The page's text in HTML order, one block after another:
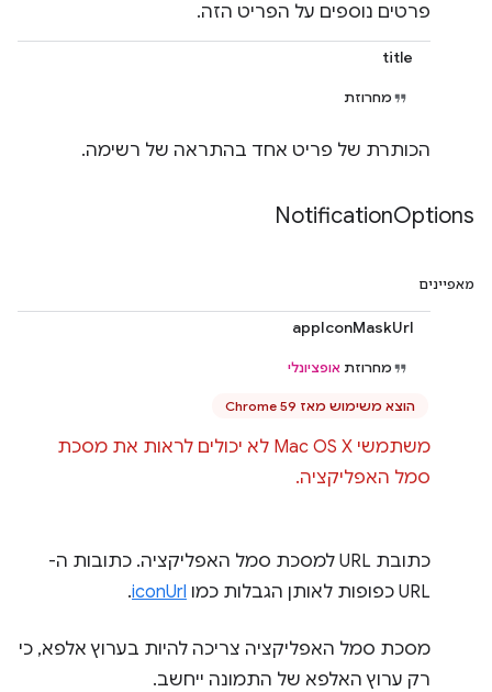
פרטים נוספים על הפריט הזה.
title
מחרוזת
הכותרת של פריט אחד בהתראה של רשימה.
NotificationOptions
מאפיינים
appIconMaskUrl
מחרוזת אופציונלי
הוצא משימוש מאז Chrome 59
משתמשי Mac OS X לא יכולים לראות את מסכת
סמל האפליקציה.
כתובת URL למסכת סמל האפליקציה. כתובות ה-
URL כפופות לאותן הגבלות כמו
iconUrl
.
מסכת סמל האפליקציה צריכה להיות בערוץ אלפא, כי
רק ערוץ האלפא של התמונה ייחשב.